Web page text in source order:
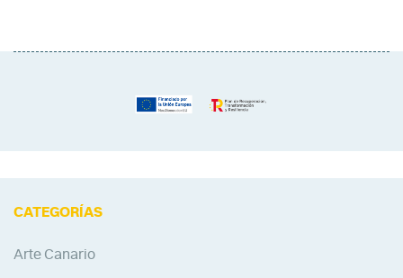
CATEGORÍAS
Arte Canario